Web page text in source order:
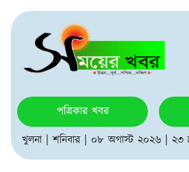
পত্রিকার খবর
খুলনা | শনিবার | ০৮ অগাস্ট ২০২৬ | ২৩